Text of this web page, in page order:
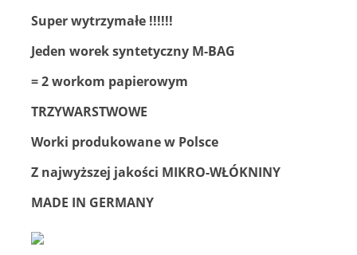
Super wytrzymałe !!!!!!
Jeden worek syntetyczny M-BAG
= 2 workom papierowym
TRZYWARSTWOWE
Worki produkowane w Polsce
Z najwyższej jakości MIKRO-WŁÓKNINY
MADE IN GERMANY